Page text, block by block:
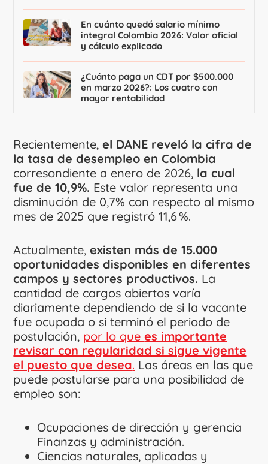
En cuánto quedó salario mínimo
integral Colombia 2026: Valor oficial
y cálculo explicado
¿Cuánto paga un CDT por $500.000
en marzo 2026?: Los cuatro con
mayor rentabilidad
Recientemente,el DANE reveló la cifra de
la tasa de desempleo en Colombia
corresondiente a enero de 2026, la cual
fue de 10,9%. Este valor representa una
disminución de 0,7% con respecto al mismo
mes de 2025 que registró 11,6 %.
Actualmente,existen más de 15.000
oportunidades disponibles en diferentes
campos y sectores productivos. La
cantidad de cargos abiertos varía
diariamente dependiendo de si la vacante
fue ocupada o si terminó el periodo de
postulación, por lo quees importante
revisar con regularidad si sigue vigente
el puesto que desea. Las áreas en las que
puede postularse para una posibilidad de
empleo son:
Ocupaciones de dirección y gerencia
Finanzas y administración.
Ciencias naturales, aplicadas y